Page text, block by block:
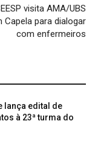
visita AMA/UBS
Capela para dialogar
com enfermeiros
lança edital de
à 23ª turma do